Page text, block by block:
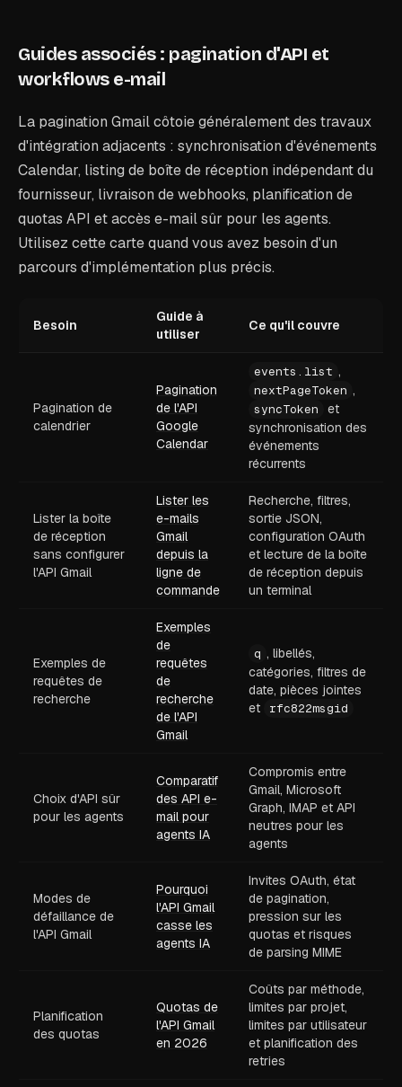
Guides associés : pagination d'API et
workflows e-mail
La pagination Gmail côtoie généralement des travaux
d'intégration adjacents : synchronisation d'événements
Calendar, listing de boîte de réception indépendant du
fournisseur, livraison de webhooks, planification de
quotas API et accès e-mail sûr pour les agents.
Utilisez cette carte quand vous avez besoin d'un
parcours d'implémentation plus précis.
Besoin
Guide à
utiliser
Ce qu'il couvre
Pagination de
calendrier
Pagination
de l'API
Google
Calendar
events.list ,
nextPageToken ,
syncToken
et
synchronisation des
événements
récurrents
Lister la boîte
de réception
sans configurer
l'API Gmail
Lister les
e-mails
Gmail
depuis la
ligne de
commande
Recherche, filtres,
sortie JSON,
configuration OAuth
et lecture de la boîte
de réception depuis
un terminal
Exemples de
requêtes de
recherche
Exemples
de
requêtes
de
recherche
de l'API
Gmail
q , libellés,
catégories, filtres de
date, pièces jointes
et
rfc822msgid
Choix d'API sûr
pour les agents
Comparatif
des API e-
mail pour
agents IA
Compromis entre
Gmail, Microsoft
Graph, IMAP et API
neutres pour les
agents
Modes de
défaillance de
l'API Gmail
Pourquoi
l'API Gmail
casse les
agents IA
Invites OAuth, état
de pagination,
pression sur les
quotas et risques
de parsing MIME
Planification
des quotas
Quotas de
l'API Gmail
en 2026
Coûts par méthode,
limites par projet,
limites par utilisateur
et planification des
retries